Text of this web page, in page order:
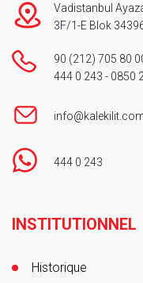
Vadistanbul
3F/1-E Blok
90 (212) 705 80
444 0 243 - 0850
444 0 243
INSTITUTIONNEL
Historique